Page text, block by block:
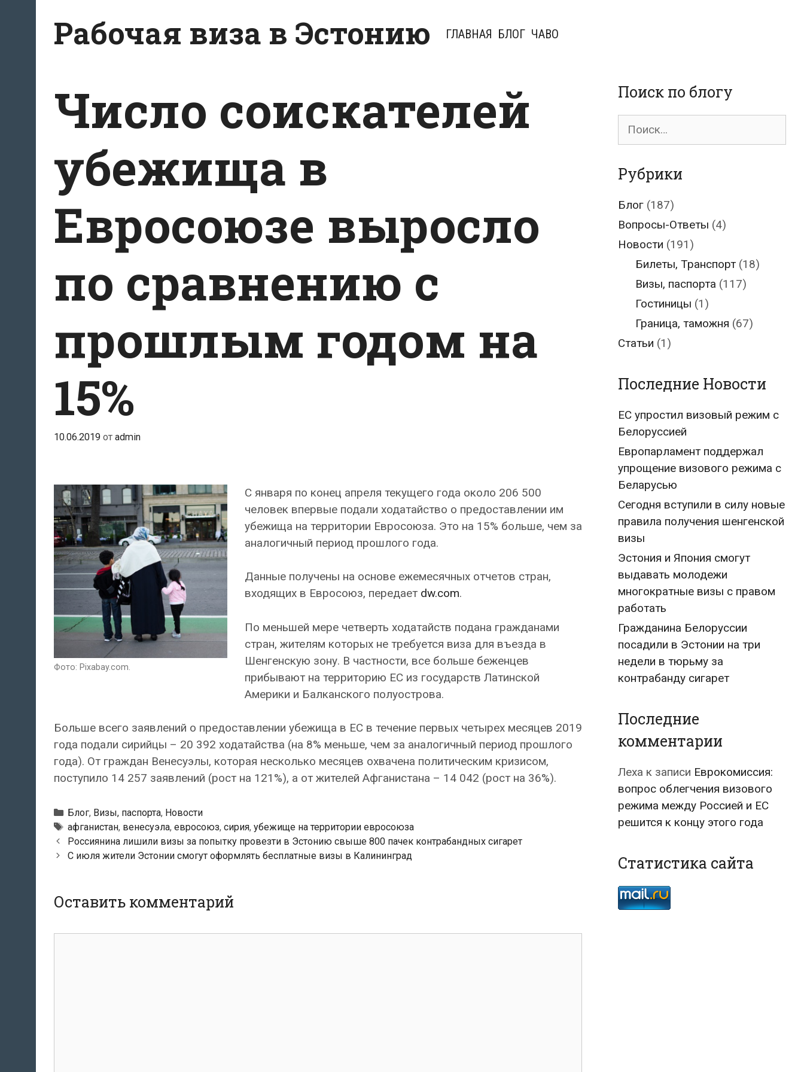
содержимому
Рабочая виза в Эстонию ГЛАВНАЯ БЛОГ ЧАВО
Число соискателей
убежища в
Евросоюзе выросло
по сравнению с
прошлым годом на
15%
10.06.2019 от admin
Фото: Pixabay.com.
С января по конец апреля текущего года около 206 500
человек впервые подали ходатайство о предоставлении им
убежища на территории Евросоюза. Это на 15% больше, чем за
аналогичный период прошлого года.
Данные получены на основе ежемесячных отчетов стран,
входящих в Евросоюз, передает dw.com.
По меньшей мере четверть ходатайств подана гражданами
стран, жителям которых не требуется виза для въезда в
Шенгенскую зону. В частности, все больше беженцев
прибывают на территорию ЕС из государств Латинской
Америки и Балканского полуострова.
Больше всего заявлений о предоставлении убежища в ЕС в течение первых четырех месяцев 2019
года подали сирийцы – 20 392 ходатайства (на 8% меньше, чем за аналогичный период прошлого
года). От граждан Венесуэлы, которая несколько месяцев охвачена политическим кризисом,
поступило 14 257 заявлений (рост на 121%), а от жителей Афганистана – 14 042 (рост на 36%).
Рубрики
Блог, Визы, паспорта, Новости
Метки
афганистан, венесуэла, евросоюз, сирия, убежище на территории евросоюза
Навигация
по
Россиянина лишили визы за попытку провезти в Эстонию свыше 800 пачек контрабандных сигарет
С июля жители Эстонии смогут оформлять бесплатные визы в Калининград
Оставить комментарий
Поиск по блогу
Поиск
Рубрики
Блог (187)
Вопросы-Ответы (4)
Новости (191)
Билеты, Транспорт(18)
Визы, паспорта (117)
Гостиницы (1)
Граница, таможня (67)
Статьи (1)
Последние Новости
ЕС упростил визовый режим с
Белоруссией
Европарламент поддержал
упрощение визового режима с
Беларусью
Сегодня вступили в силу новые
правила получения шенгенской
визы
Эстония и Япония смогут
выдавать молодежи
многократные визы с правом
работать
Гражданина Белоруссии
посадили в Эстонии на три
недели в тюрьму за
контрабанду сигарет
Последние
комментарии
Леха к записи Еврокомиссия:
вопрос облегчения визового
режима между Россией и ЕС
решится к концу этого года
Статистика сайта